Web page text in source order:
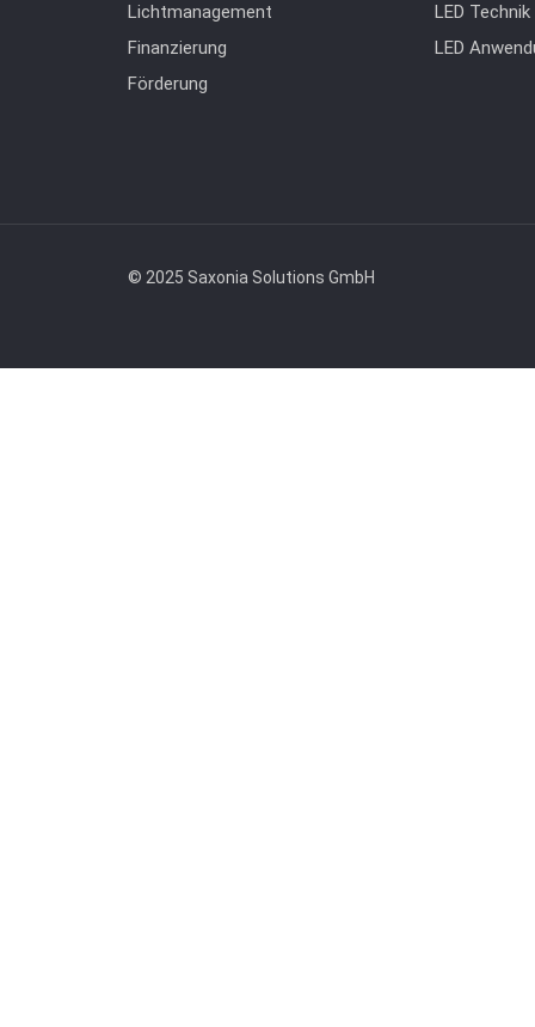
Lichtmanagement
Finanzierung
Förderung
LED Technik
LED
© 2025 Saxonia Solutions GmbH